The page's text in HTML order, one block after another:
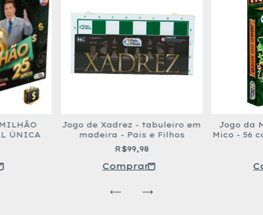
ÚNICA
Jogo de Xadrez - tabuleiro em
madeira - Pais e Filhos
R$99,98
Jogo da
Mico - 56